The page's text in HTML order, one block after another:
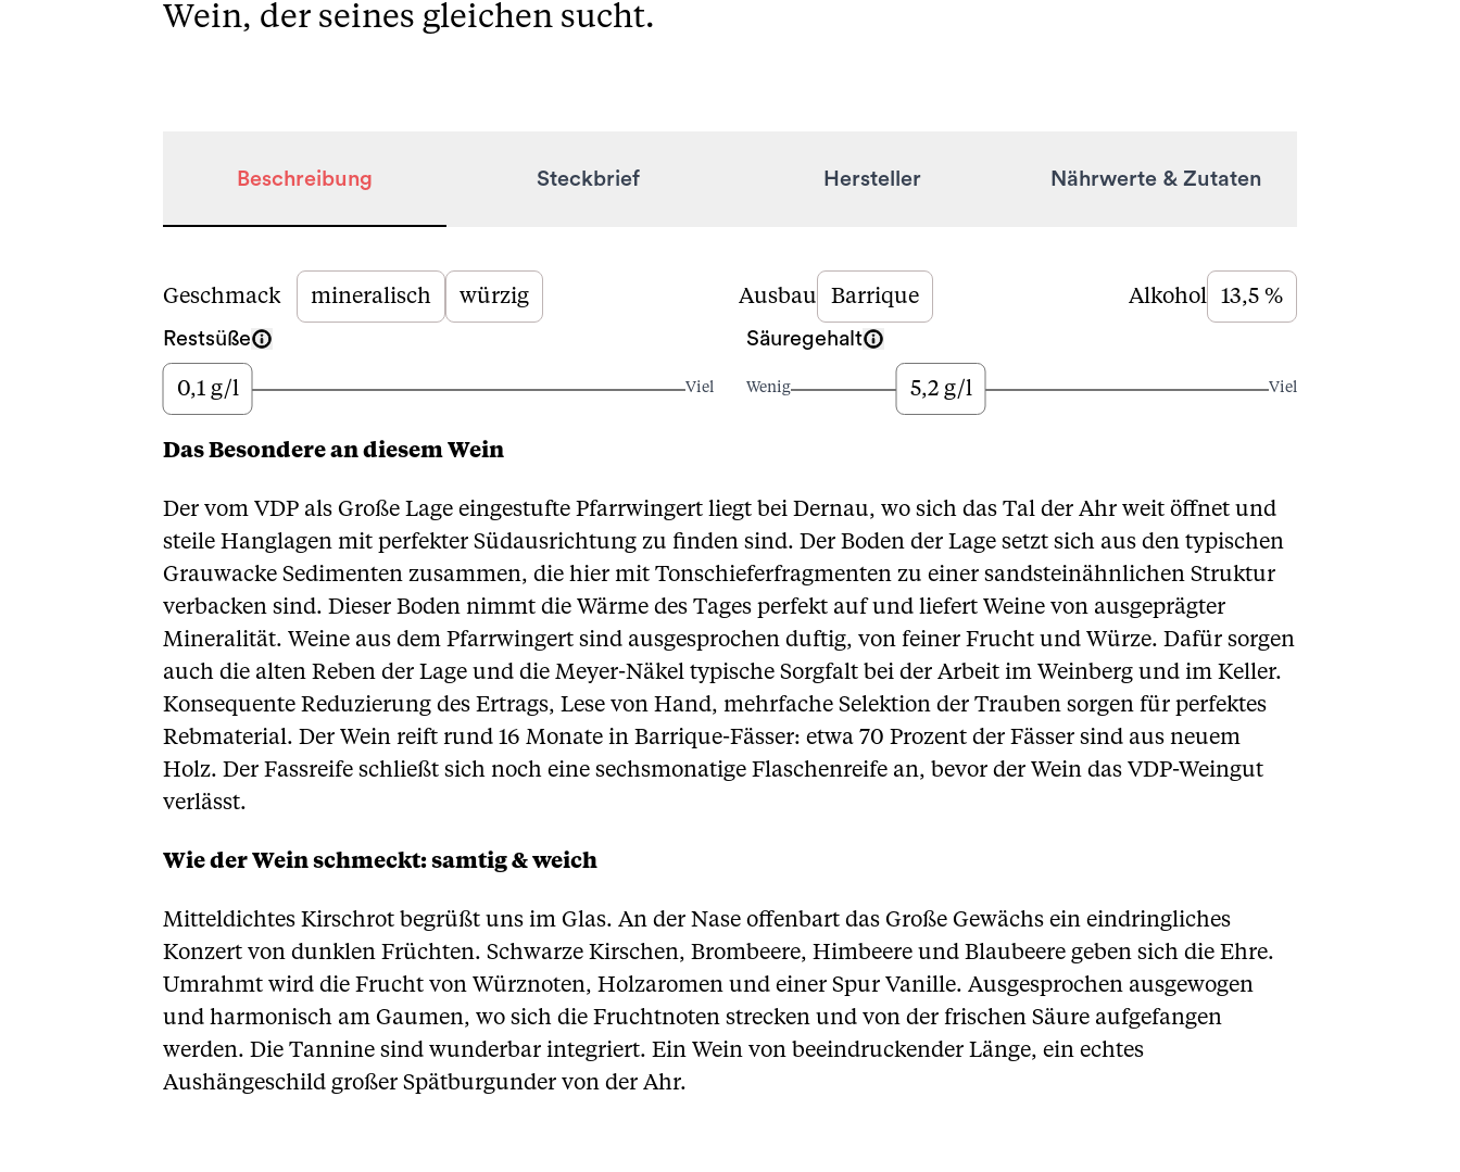
Wein, der seines gleichen sucht.
Beschreibung Steckbrief Hersteller Nährwerte & Zutaten
Beschreibung
Geschmack mineralisch würzig Ausbau Barrique Alkohol
13,5 %
Restsüße
Wenig
0,1 g/l Viel
Säuregehalt
Wenig 5,2 g/l Viel
Das Besondere an diesem Wein
Der vom VDP als Große Lage eingestufte Pfarrwingert liegt bei Dernau, wo sich das Tal der Ahr weit öffnet und
steile Hanglagen mit perfekter Südausrichtung zu finden sind. Der Boden der Lage setzt sich aus den typischen
Grauwacke Sedimenten zusammen, die hier mit Tonschieferfragmenten zu einer sandsteinähnlichen Struktur
verbacken sind. Dieser Boden nimmt die Wärme des Tages perfekt auf und liefert Weine von ausgeprägter
Mineralität. Weine aus dem Pfarrwingert sind ausgesprochen duftig, von feiner Frucht und Würze. Dafür sorgen
auch die alten Reben der Lage und die Meyer-Näkel typische Sorgfalt bei der Arbeit im Weinberg und im Keller.
Konsequente Reduzierung des Ertrags, Lese von Hand, mehrfache Selektion der Trauben sorgen für perfektes
Rebmaterial. Der Wein reift rund 16 Monate in Barrique-Fässer: etwa 70 Prozent der Fässer sind aus neuem
Holz. Der Fassreife schließt sich noch eine sechsmonatige Flaschenreife an, bevor der Wein das VDP-Weingut
verlässt.
Wie der Wein schmeckt: samtig & weich
Mitteldichtes Kirschrot begrüßt uns im Glas. An der Nase offenbart das Große Gewächs ein eindringliches
Konzert von dunklen Früchten. Schwarze Kirschen, Brombeere, Himbeere und Blaubeere geben sich die Ehre.
Umrahmt wird die Frucht von Würznoten, Holzaromen und einer Spur Vanille. Ausgesprochen ausgewogen
und harmonisch am Gaumen, wo sich die Fruchtnoten strecken und von der frischen Säure aufgefangen
werden. Die Tannine sind wunderbar integriert. Ein Wein von beeindruckender Länge, ein echtes
Aushängeschild großer Spätburgunder von der Ahr.